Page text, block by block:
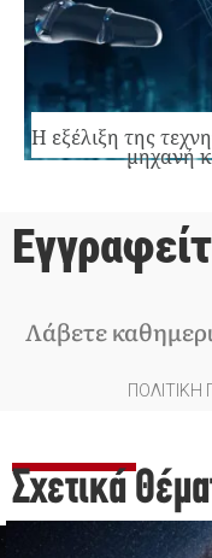
Η εξέλιξη της
μηχανή
Λάβετε
Σχετικά